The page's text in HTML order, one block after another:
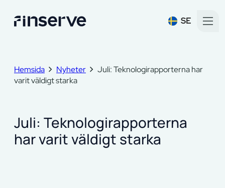
SE
Hemsida Nyheter
Juli: Teknologirapporterna har
varit väldigt starka
Juli: Teknologirapporterna
har varit väldigt starka